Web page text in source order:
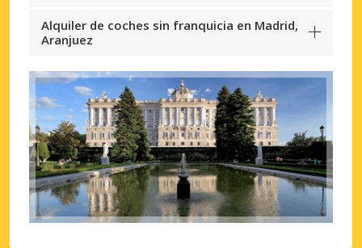
Alquiler de coches sin franquicia en Madrid,
Aranjuez